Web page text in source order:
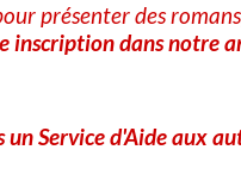
présenter des
inscription dans notre
un Service d'Aide aux